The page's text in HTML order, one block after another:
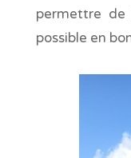
permettre
possible en